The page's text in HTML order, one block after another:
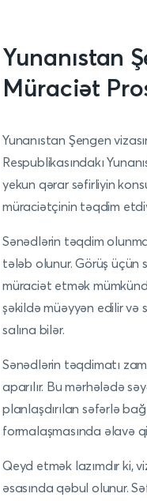
Yunanıstan
Müraciət
Yunanıstan Şengen
Respublikasındakı
yekun qərar səfirliyin
müraciətçinin təqdim
Sənədlərin təqdim
tələb olunur. Görüş üçün
müraciət etmək
şəkildə müəyyən edilir
salına bilər.
Sənədlərin təqdimatı
aparılır. Bu mərhələdə
planlaşdırılan səfərlə
formalaşmasında əlavə
Qeyd etmək lazımdır ki,
əsasında qəbul olunur.